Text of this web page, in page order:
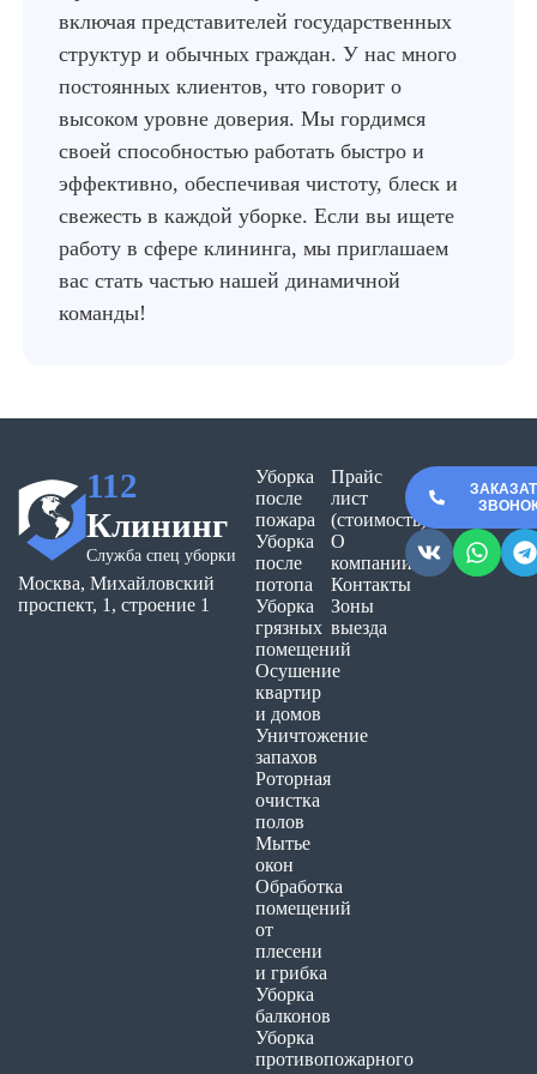
включая представителей государственных
структур и обычных граждан. У нас много
постоянных клиентов, что говорит о
высоком уровне доверия. Мы гордимся
своей способностью работать быстро и
эффективно, обеспечивая чистоту, блеск и
свежесть в каждой уборке. Если вы ищете
работу в сфере клининга, мы приглашаем
вас стать частью нашей динамичной
команды!
112
Клининг
Служба спец уборки
Москва, Михайловский
проспект, 1, строение 1
Уборка
после
пожара
Уборка
после
потопа
Уборка
грязных
помещений
Осушение
квартир
и домов
Уничтожение
запахов
Роторная
очистка
полов
Мытье
окон
Обработка
помещений
от
плесени
и грибка
Уборка
балконов
Уборка
противопожарного
Прайс
лист
(стоимость)
О
компании
Контакты
Зоны
выезда